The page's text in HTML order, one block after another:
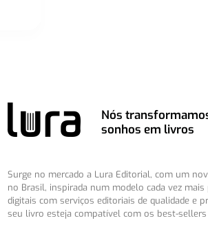
Nós
sonhos em livros
Surge no mercado a Lura Editorial, com um
no Brasil, inspirada num modelo cada vez
digitais com serviços editoriais de qualidade e
seu livro esteja compatível com os best-